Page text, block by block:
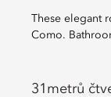
These elegant
Como.
31 metrů